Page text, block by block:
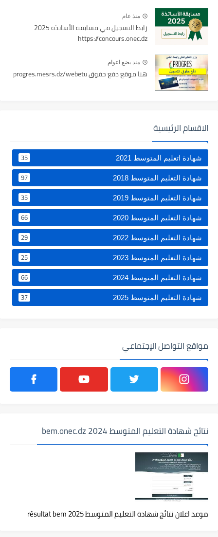
منذ عام
رابط التسجيل في مسابقة الأساتذة 2025
https://concours.onec.dz
منذ بضع اعوام
هنا موقع دفع حقوق progres.mesrs.dz/webetu
الاقسام الرئيسية
شهادة اتعليم المتوسط 2021 35
شهادة التعليم المتوسط 2018 97
شهادة التعليم المتوسط 2019 35
شهادة التعليم المتوسط 2020 66
شهادة التعليم المتوسط 2022 29
شهادة التعليم المتوسط 2023 25
شهادة التعليم المتوسط 2024 66
شهادة التعليم المتوسط 2025 37
مواقع التواصل الإجتماعي
نتائج شهادة التعليم المتوسط 2024 bem.onec.dz
موعد اعلان نتائج شهادة التعليم المتوسط 2025 résultat bem